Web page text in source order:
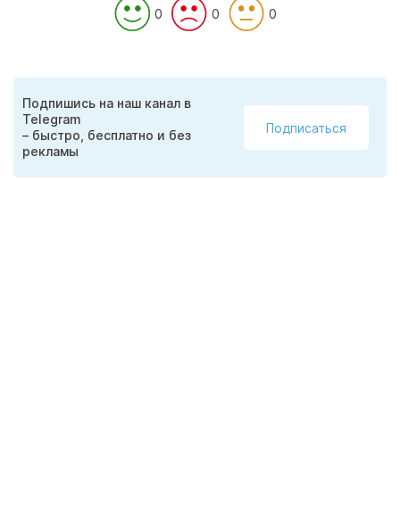
0 0 0
Подпишись на наш канал в
Telegram
– быстро, бесплатно и без
рекламы
Подписаться